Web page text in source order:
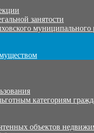
занятости
муниципального
категориям
объектов